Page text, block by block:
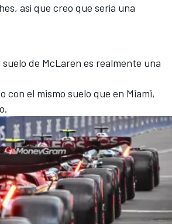
así que creo que sería una
de McLaren es realmente una
el mismo suelo que en Miami,